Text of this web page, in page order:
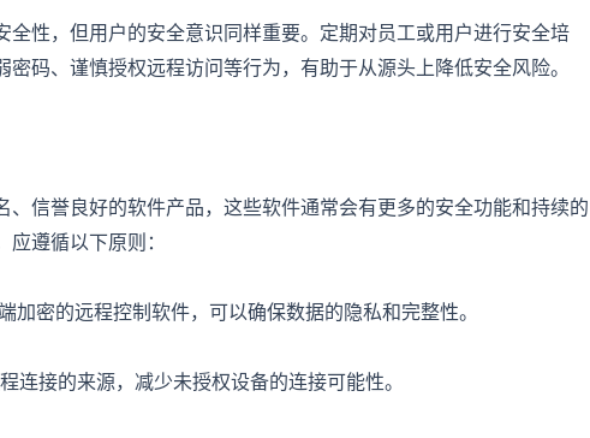
性，但用户的安全意识同样重要。定期对员工或用户进行安全培
码、谨慎授权远程访问等行为，有助于从源头上降低安全风险。
信誉良好的软件产品，这些软件通常会有更多的安全功能和持续的
遵循以下原则：
密的远程控制软件，可以确保数据的隐私和完整性。
接的来源，减少未授权设备的连接可能性。